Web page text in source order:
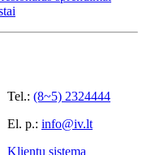
Tel.: (8~5) 2324444
El. p.: info@iv.lt
Klientų sistema